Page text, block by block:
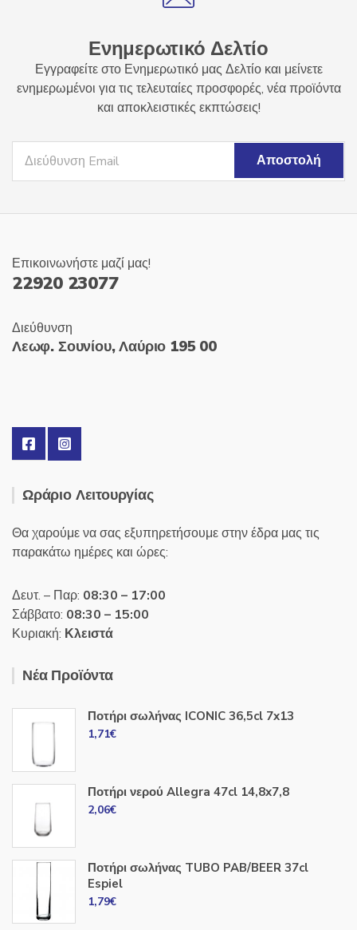
Ενημερωτικό Δελτίο
Εγγραφείτε στο Ενημερωτικό μας Δελτίο και μείνετε
ενημερωμένοι για τις τελευταίες προσφορές, νέα προϊόντα
και αποκλειστικές εκπτώσεις!
Επικοινωνήστε μαζί μας!
22920 23077
Διεύθυνση
Λεωφ. Σουνίου, Λαύριο 195 00
Ωράριο Λειτουργίας
Θα χαρούμε να σας εξυπηρετήσουμε στην έδρα μας τις
παρακάτω ημέρες και ώρες:
Δευτ. – Παρ: 08:30 – 17:00
Σάββατο: 08:30 – 15:00
Κυριακή: Κλειστά
Νέα Προϊόντα
Ποτήρι σωλήνας ICONIC 36,5cl 7x13
1,71€
Ποτήρι νερού Allegra 47cl 14,8x7,8
2,06€
Ποτήρι σωλήνας TUBO PAB/BEER 37cl
Espiel
1,79€